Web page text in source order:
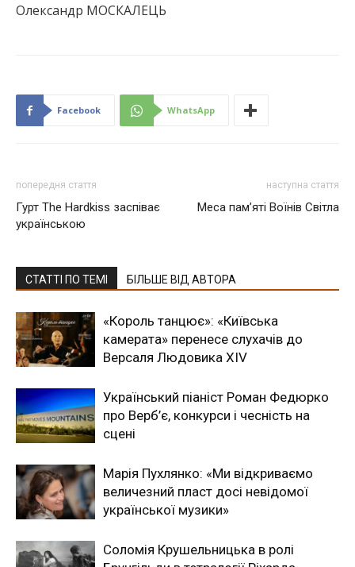
Олександр МОСКАЛЕЦЬ
Facebook WhatsApp
попередня стаття
Гурт The Hardkiss заспіває
українською
наступна стаття
Меса пам’яті Воїнів Світла
СТАТТІ ПО ТЕМІ БІЛЬШЕ ВІД АВТОРА
«Король танцює»: «Київська
камерата» перенесе слухачів до
Версаля Людовика XIV
Український піаніст Роман Федюрко
про Верб’є, конкурси і чесність на
сцені
Марія Пухлянко: «Ми відкриваємо
величезний пласт досі невідомої
української музики»
Соломія Крушельницька в ролі